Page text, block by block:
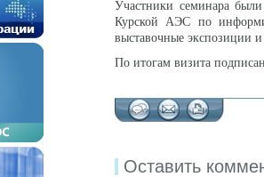
Участники семинара
Курской АЭС по
выставочные экспозиции
По итогам визита
Оставить